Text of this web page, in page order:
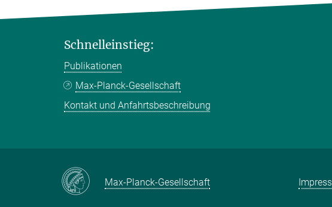
Schnelleinstieg:
Publikationen
Max-Planck-Gesellschaft
Kontakt und Anfahrtsbeschreibung
Max-Planck-Gesellschaft